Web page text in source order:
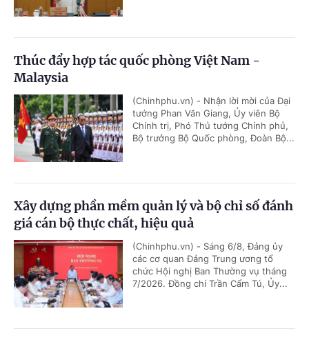
Thúc đẩy hợp tác quốc phòng Việt Nam -
Malaysia
(Chinhphu.vn) - Nhận lời mời của Đại
tướng Phan Văn Giang, Ủy viên Bộ
Chính trị, Phó Thủ tướng Chính phủ,
Bộ trưởng Bộ Quốc phòng, Đoàn Bộ...
Xây dựng phần mềm quản lý và bộ chỉ số đánh
giá cán bộ thực chất, hiệu quả
(Chinhphu.vn) - Sáng 6/8, Đảng ủy
các cơ quan Đảng Trung ương tổ
chức Hội nghị Ban Thường vụ tháng
7/2026. Đồng chí Trần Cẩm Tú, Ủy...